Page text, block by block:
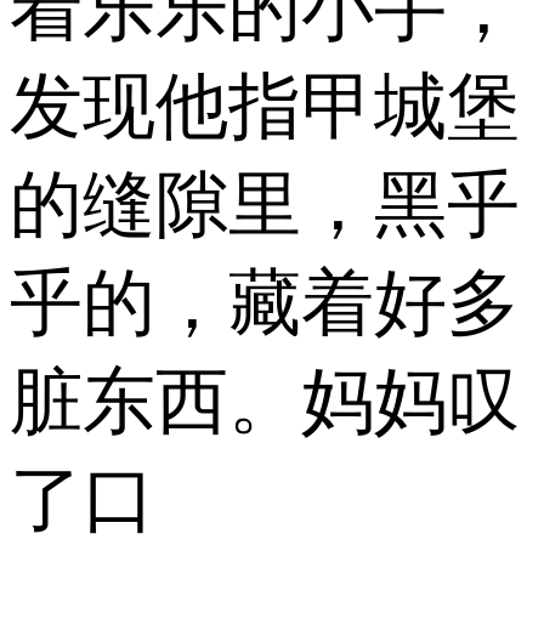
发现他指甲城堡
的缝隙里，黑乎
乎的，藏着好多
脏东西。妈妈叹
了口